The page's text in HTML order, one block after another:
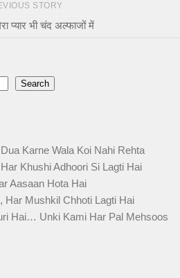
STORY
प्यार भी चंद अल्फाजों में
Search
Karne Wala Koi Nahi Rehta
Khushi Adhoori Si Lagti Hai
Aasaan Hota Hai
Har Mushkil Chhoti Lagti Hai
Hai… Unki Kami Har Pal Mehsoos